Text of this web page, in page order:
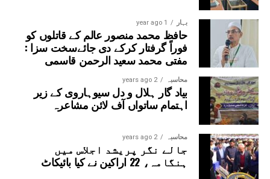
بہار 1 year ago
حافظ محمد منصور عالم کے قاتلوں کو
فوراً گرفتار کرکے دی جائےسخت سزا :
مفتی محمد سعید الرحمن قاسمی
محاسبہ 2 years ago
بیاد گار ہلال و دل سیوہاروی کے زیر
اہتمام ساتواں آف لائن مشاعرہ
محاسبہ 2 years ago
جالے نگر پریشد اجلاس میں
ہنگامہ، 22 اراکین نے کیا بائیکاٹ